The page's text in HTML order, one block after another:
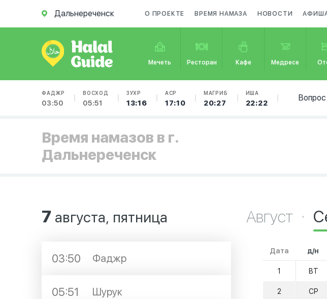
Дальнереченск О ПРОЕКТЕ ВРЕМЯ НАМАЗА НОВОСТИ
Мечеть Ресторан Кафе Медресе
ФАДЖР
03:50
ВОСХОД
05:51
ЗУХР
13:16
АСР
17:10
МАГРИБ
20:27
ИША
22:22
Время намазов в г.
Дальнереченск
7 августа, пятница
03:50 Фаджр
05:51 Шурук
Август
Дата д/н
1 ВТ
2 СР